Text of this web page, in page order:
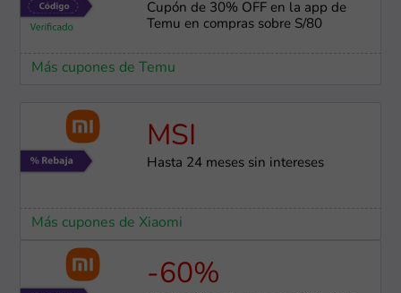
Cupón de 30% OFF en la app de
Temu en compras sobre S/80
Más cupones de Temu
MSI
Hasta 24 meses sin intereses
Más cupones de Xiaomi
-60%